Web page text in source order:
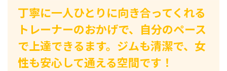
丁寧に一人ひとりに向き合ってくれる
トレーナーのおかげで、自分のペース
で上達できるます。ジムも清潔で、女
性も安心して通える空間です！